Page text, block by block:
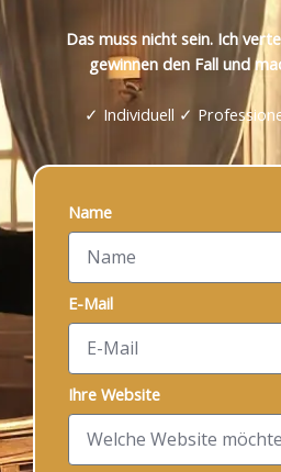
Das muss nicht sein. Ich
gewinnen den Fall und
✓ Individuell ✓
Name
E-Mail
Ihre Website